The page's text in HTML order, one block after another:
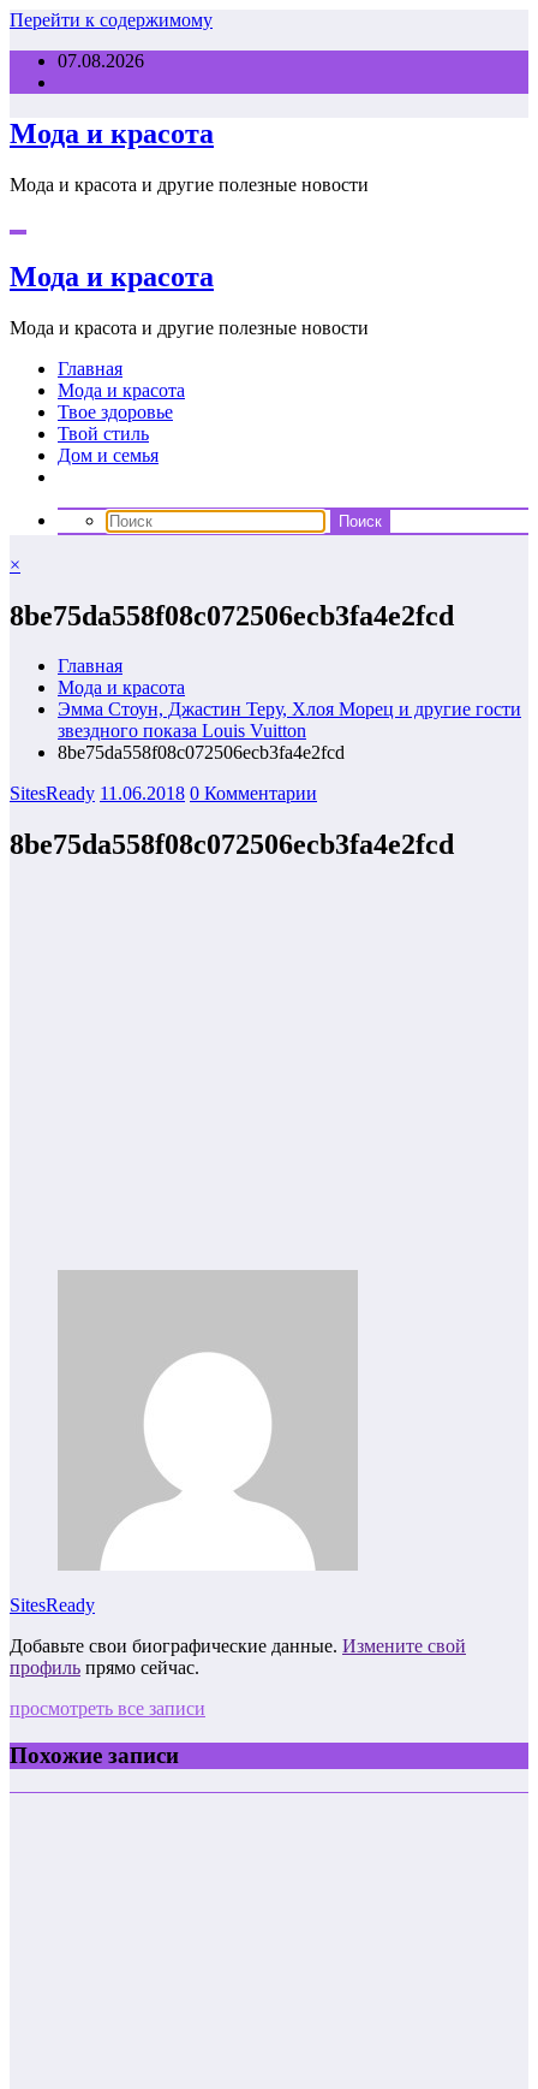
Перейти к содержимому
07.08.2026
Мода и красота
Мода и красота и другие полезные новости
Мода и красота
Мода и красота и другие полезные новости
Главная
Мода и красота
Твое здоровье
Твой стиль
Дом и семья
×
8be75da558f08c072506ecb3fa4e2fcd
Главная
Мода и красота
Эмма Стоун, Джастин Теру, Хлоя Морец и другие гости
звездного показа Louis Vuitton
8be75da558f08c072506ecb3fa4e2fcd
SitesReady 11.06.2018 0 Комментарии
8be75da558f08c072506ecb3fa4e2fcd
SitesReady
Добавьте свои биографические данные. Измените свой
профиль прямо сейчас.
просмотреть все записи
Похожие записи